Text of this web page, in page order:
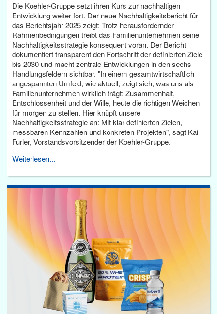
Die Koehler-Gruppe setzt ihren Kurs zur nachhaltigen
Entwicklung weiter fort. Der neue Nachhaltigkeitsbericht für
das Berichtsjahr 2025 zeigt: Trotz herausfordernder
Rahmenbedingungen treibt das Familienunternehmen seine
Nachhaltigkeitsstrategie konsequent voran. Der Bericht
dokumentiert transparent den Fortschritt der definierten Ziele
bis 2030 und macht zentrale Entwicklungen in den sechs
Handlungsfeldern sichtbar. "In einem gesamtwirtschaftlich
angespannten Umfeld, wie aktuell, zeigt sich, was uns als
Familienunternehmen wirklich trägt: Zusammenhalt,
Entschlossenheit und der Wille, heute die richtigen Weichen
für morgen zu stellen. Hier knüpft unsere
Nachhaltigkeitsstrategie an: Mit klar definierten Zielen,
messbaren Kennzahlen und konkreten Projekten", sagt Kai
Furler, Vorstandsvorsitzender der Koehler-Gruppe.
Weiterlesen...